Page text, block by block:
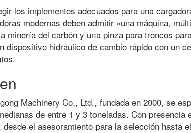
los implementos adecuados para una
modernas deben admitir «una máquina,
minería del carbón y una pinza para troncos
dispositivo hidráulico de cambio rápido con un
Machinery Co., Ltd., fundada en 2000, se
de entre 1 y 3 toneladas. Con
el asesoramiento para la selección hasta